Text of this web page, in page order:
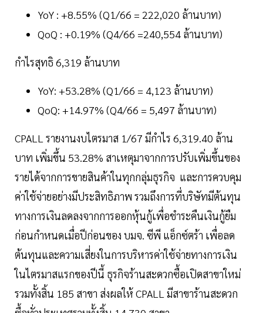
YoY : +8.55% (Q1/66 = 222,020 ล้านบาท)
QoQ : +0.19% (Q4/66 =240,554 ล้านบาท)
กำไรสุทธิ 6,319 ล้านบาท
YoY: +53.28% (Q1/66 = 4,123 ล้านบาท)
QoQ: +14.97% (Q4/66 = 5,497 ล้านบาท)
CPALL รายงานงบไตรมาส 1/67 มีกำไร 6,319.40 ล้าน
บาท เพิ่มขึ้น 53.28% สาเหตุมาจากการปรับเพิ่มขึ้นของ
รายได้จากการขายสินค้าในทุกกลุ่มธุรกิจ และการควบคุม
ค่าใช้จ่ายอย่างมีประสิทธิภาพ รวมถึงการที่บริษัทมีต้นทุน
ทางการเงินลดลงจากการออกหุ้นกู้เพื่อชำระคืนเงินกู้ยืม
ก่อนกำหนดเมื่อปีก่อนของ บมจ. ซีพี แอ็กซ์ตร้า เพื่อลด
ต้นทุนและความเสี่ยงในการบริหารค่าใช้จ่ายทางการเงิน
ในไตรมาสแรกของปีนี้ ธุรกิจร้านสะดวกซื้อเปิดสาขาใหม่
รวมทั้งสิ้น 185 สาขา ส่งผลให้ CPALL มีสาขาร้านสะดวก